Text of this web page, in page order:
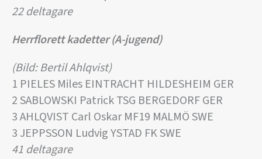
22 deltagare
Herrflorett kadetter (A-jugend)
(Bild: Bertil Ahlqvist)
1 PIELES Miles EINTRACHT HILDESHEIM GER
2 SABLOWSKI Patrick TSG BERGEDORF GER
3 AHLQVIST Carl Oskar MF19 MALMÖ SWE
3 JEPPSSON Ludvig YSTAD FK SWE
41 deltagare